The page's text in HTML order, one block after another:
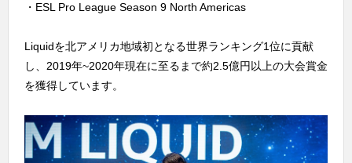
・ESL Pro League Season 9 North Americas
Liquidを北アメリカ地域初となる世界ランキング1位に貢献
し、2019年~2020年現在に至るまで約2.5億円以上の大会賞金
を獲得しています。